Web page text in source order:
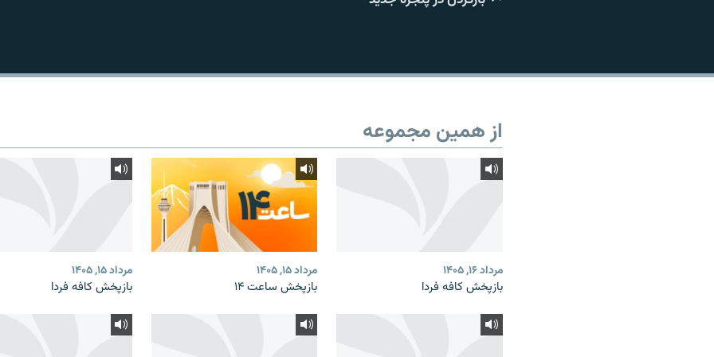
از همین مجموعه
مرداد ۱۶, ۱۴۰۵
بازپخش کافه فردا
مرداد ۱۵, ۱۴۰۵
بازپخش ساعت ۱۴
مرداد ۱۵, ۱۴۰۵
بازپخش کافه فردا